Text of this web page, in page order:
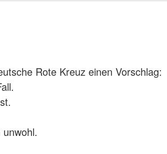
Rote Kreuz einen Vorschlag: